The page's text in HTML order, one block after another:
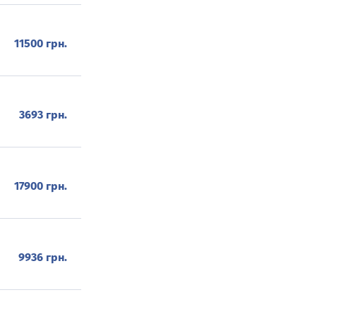
11500 грн.
3693 грн.
17900 грн.
9936 грн.